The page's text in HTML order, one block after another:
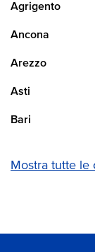
Agrigento
Ancona
Arezzo
Asti
Bari
Mostra tutte le